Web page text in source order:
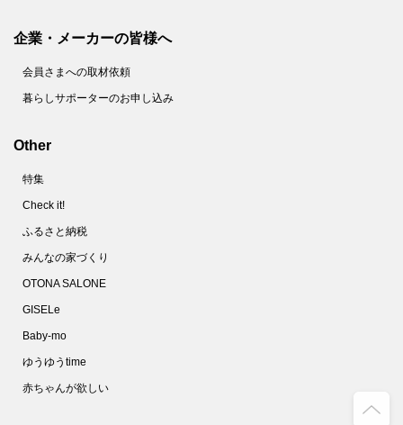
企業・メーカーの皆様へ
会員さまへの取材依頼
暮らしサポーターのお申し込み
Other
特集
Check it!
ふるさと納税
みんなの家づくり
OTONA SALONE
GISELe
Baby-mo
ゆうゆうtime
赤ちゃんが欲しい